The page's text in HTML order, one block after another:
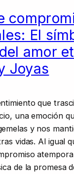
El
amor
Joyas
que
una emoción
y nos
vidas. Al igual
de la promesa